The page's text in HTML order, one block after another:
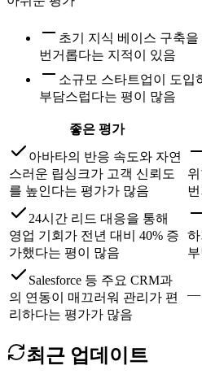
초기 지식 베이스 구축
번거롭다는 지적이 있음
소규모 스타트업이 도입
부담스럽다는 평이 많음
좋은 평가
아바타의 반응 속도와 자연
스러운 립싱크가 고객 신뢰도
를 높인다는 평가가 많음
24시간 리드 대응을 통해
영업 기회가 전년 대비 40% 증
가했다는 평이 많음
Salesforce 등 주요 CRM과
의 연동이 매끄러워 관리가 편
리하다는 평가가 많음
—
최근 업데이트